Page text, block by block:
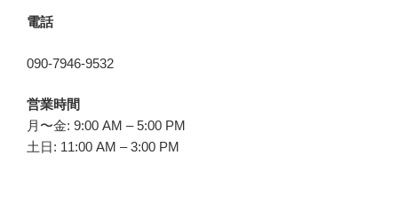
電話
090-7946-9532
営業時間
月〜金: 9:00 AM – 5:00 PM
土日: 11:00 AM – 3:00 PM